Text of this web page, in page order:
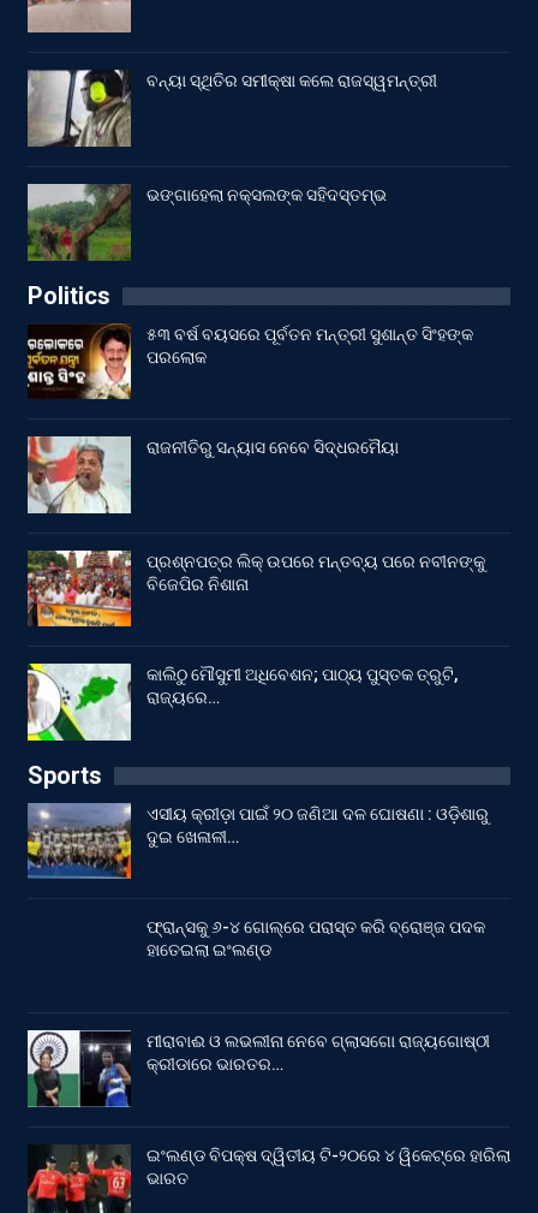
ବନ୍ୟା ସ୍ଥିତିର ସମୀକ୍ଷା କଲେ ରାଜସ୍ୱମନ୍ତ୍ରୀ
ଭଙ୍ଗାହେଲା ନକ୍ସଲଙ୍କ ସହିଦସ୍ତମ୍ଭ
Politics
୫୩ ବର୍ଷ ବୟସରେ ପୂର୍ବତନ ମନ୍ତ୍ରୀ ସୁଶାନ୍ତ ସିଂହଙ୍କ
ପରଲୋକ
ରାଜନୀତିରୁ ସନ୍ୟାସ ନେବେ ସିଦ୍ଧରମୈୟା
ପ୍ରଶ୍ନପତ୍ର ଲିକ୍ ଉପରେ ମନ୍ତବ୍ୟ ପରେ ନବୀନଙ୍କୁ
ବିଜେପିର ନିଶାନା
କାଲିଠୁ ମୌସୁମୀ ଅଧିବେଶନ; ପାଠ୍ୟ ପୁସ୍ତକ ତ୍ରୁଟି,
ରାଜ୍ୟରେ…
Sports
ଏସୀୟ କ୍ରୀଡ଼ା ପାଇଁ ୨୦ ଜଣିଆ ଦଳ ଘୋଷଣା : ଓଡ଼ିଶାରୁ
ଦୁଇ ଖେଳାଳୀ…
ଫ୍ରାନ୍ସକୁ ୬-୪ ଗୋଲ୍‌ରେ ପରାସ୍ତ କରି ବ୍ରୋଞ୍ଜ ପଦକ
ହାତେଇଲା ଇଂଲଣ୍ଡ
ମୀରାବାଈ ଓ ଲଭଲୀନା ନେବେ ଗ୍ଲାସଗୋ ରାଜ୍ୟଗୋଷ୍ଠୀ
କ୍ରୀଡାରେ ଭାରତର…
ଇଂଲଣ୍ଡ ବିପକ୍ଷ ଦ୍ୱିତୀୟ ଟି-୨୦ରେ ୪ ୱିକେଟ୍‌ରେ ହାରିଲା
ଭାରତ